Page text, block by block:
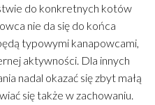
do konkretnych kotów
nie da się do końca
typowymi kanapowcami,
aktywności. Dla innych
nadal okazać się zbyt małą
się także w zachowaniu.